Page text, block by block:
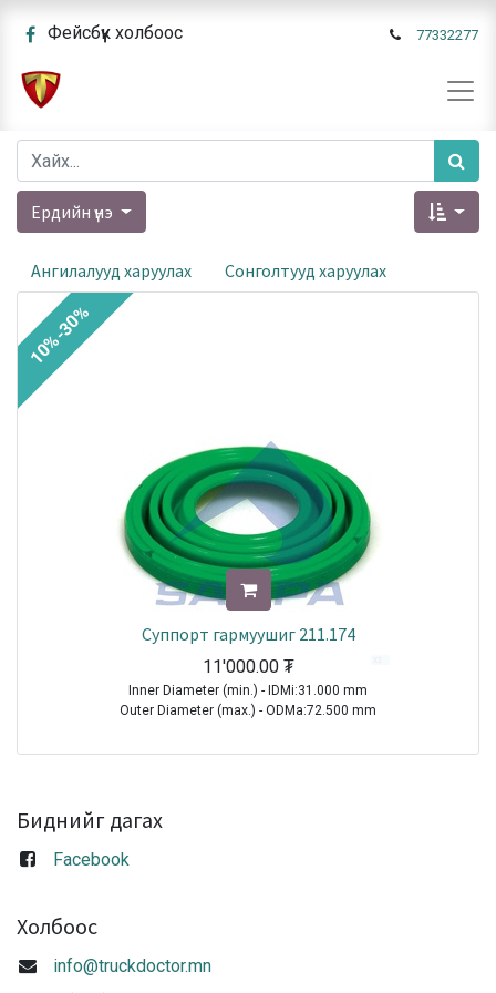
Фейсбүүк холбоос 77332277
Ердийн үнэ
Ангилалууд харуулах Сонголтууд харуулах
Суппорт гармуушиг 211.174
11'000.00₮
Inner Diameter (min.) - IDMi:31.000 mm
Outer Diameter (max.) - ODMa:72.500 mm
10%-30%
Биднийг дагах
Facebook
Холбоос
info@truckdoctor.mn